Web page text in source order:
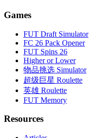
Games
FUT Draft Simulator
FC 26 Pack Opener
FUT Spins 26
Higher or Lower
物品挑选 Simulator
超级巨星 Roulette
英雄 Roulette
FUT Memory
Resources